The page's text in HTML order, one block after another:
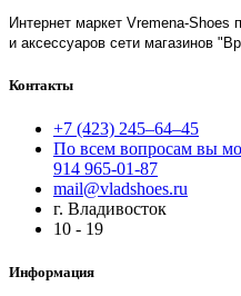
Интернет маркет Vremena-
и аксессуаров сети магазинов
Контакты
+7 (423) 245–64–45
По всем вопросам вы
914 965-01-87
mail@vladshoes.ru
г. Владивосток
10 - 19
Информация